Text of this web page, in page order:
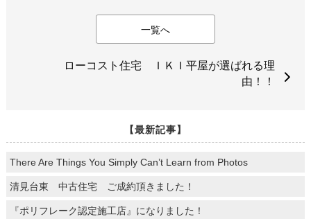
一覧へ
ローコスト住宅 ＩＫＩ平屋が選ばれる理
由！！
【最新記事】
There Are Things You Simply Can’t Learn from Photos
清見台東 中古住宅 ご成約頂きました！
『ポリフレーク認定施工店』になりました！